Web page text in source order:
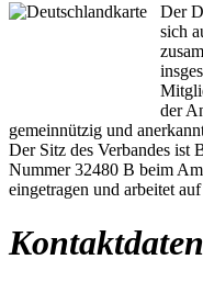
Der
sich
der
gemeinnützig und
Der Sitz des Verbandes ist
Nummer 32480 B beim
eingetragen und arbeitet
Kontaktdaten